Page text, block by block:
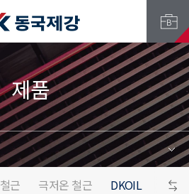
제품
근 극저온 철근 DKOIL DK